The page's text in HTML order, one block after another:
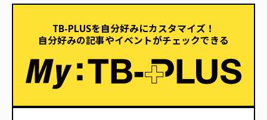
TB-PLUSを自分好みにカスタマイズ！
自分好みの記事やイベントがチェックできる